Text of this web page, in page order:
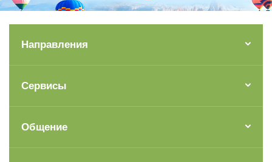
Направления
Сервисы
Общение